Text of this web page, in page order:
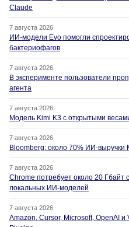
Claude
7 августа 2026
ИИ-модели Evo помогли
бактериофагов
7 августа 2026
В эксперименте пользователи
агента
7 августа 2026
Модель Kimi K3 с открытыми
7 августа 2026
Bloomberg: около 70% ИИ-выручки
7 августа 2026
Chrome потребует около 20 Гбайт
локальных ИИ-моделей
7 августа 2026
Amazon, Cursor, Microsoft, OpenAI